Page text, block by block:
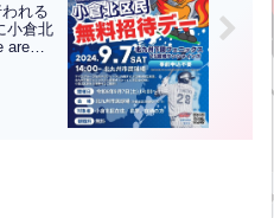
れる
小倉北
are